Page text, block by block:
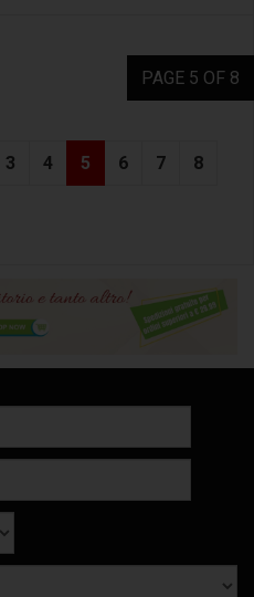
PAGE 5 OF 8
3 4 5 6 7 8